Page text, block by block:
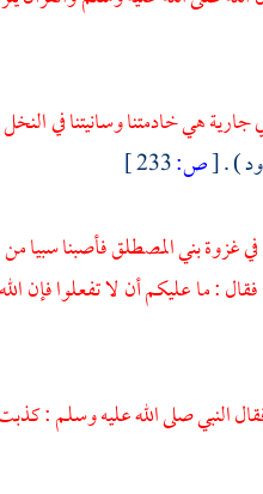
هي خادمتنا وسانيتنا في
) .
[ص:
غزوةبني المصطلقفأصبنا سبيا من
: ما عليكم أن لا تفعلوا
النبي صلى الله عليه وسلم :